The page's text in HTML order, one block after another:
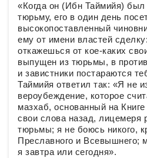
«Когда он (Ибн Таймийя)
тюрьму, его в один день
высокопоставленный
ему от имени властей
откажешься от кое-каких
выпущен из тюрьмы, в
и завистники постараются
Таймийя ответил так: «Я не
вероубеждение, которое
мазхаб, основанный на
свои слова назад, лицемеря
тюрьмы; я не боюсь никого,
Преславного и Всевышнего;
я завтра или сегодня».